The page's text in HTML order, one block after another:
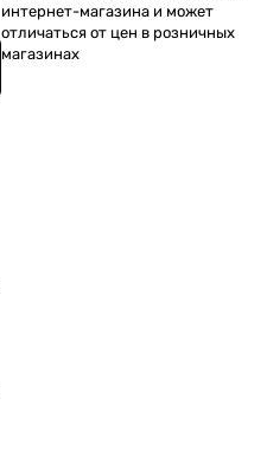
интернет-магазина и может
отличаться от цен в розничных
магазинах